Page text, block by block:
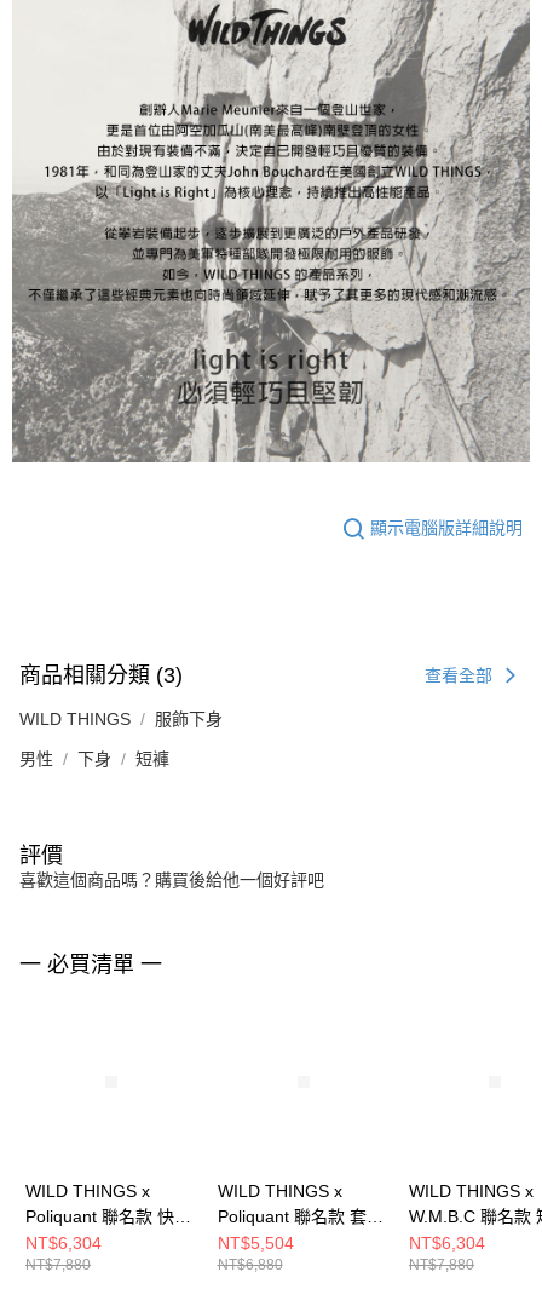
顯示電腦版詳細說明
商品相關分類 (3) 查看全部
WILD THINGS 服飾下身
男性 下身 短褲
評價
喜歡這個商品嗎？購買後給他一個好評吧
一 必買清單 一
WILD THINGS x
Poliquant 聯名款 快乾
長褲 PMC TRACK 風
暴藍
NT$6,304
NT$7,880
WILD THINGS x
Poliquant 聯名款 套頭
NT$5,504
NT$6,880
WILD THINGS x
W.M.B.C 聯名款
工裝短褲
CARGO 迷彩
NT$6,304
NT$7,880